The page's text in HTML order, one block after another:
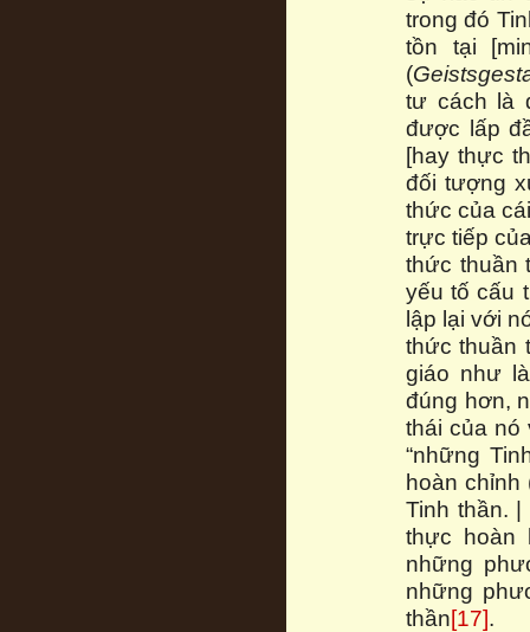
trong đó
tồn tại
(
tư cách là
được lấp
[hay thực
đối tượng
thức của
trực tiếp
thức thuần
yếu tố cấu
lập lại với
thức thuần
giáo như
đúng hơn,
thái của nó
“những
hoàn chỉnh
Tinh thần.
thực hoàn
những
những
thần[17].